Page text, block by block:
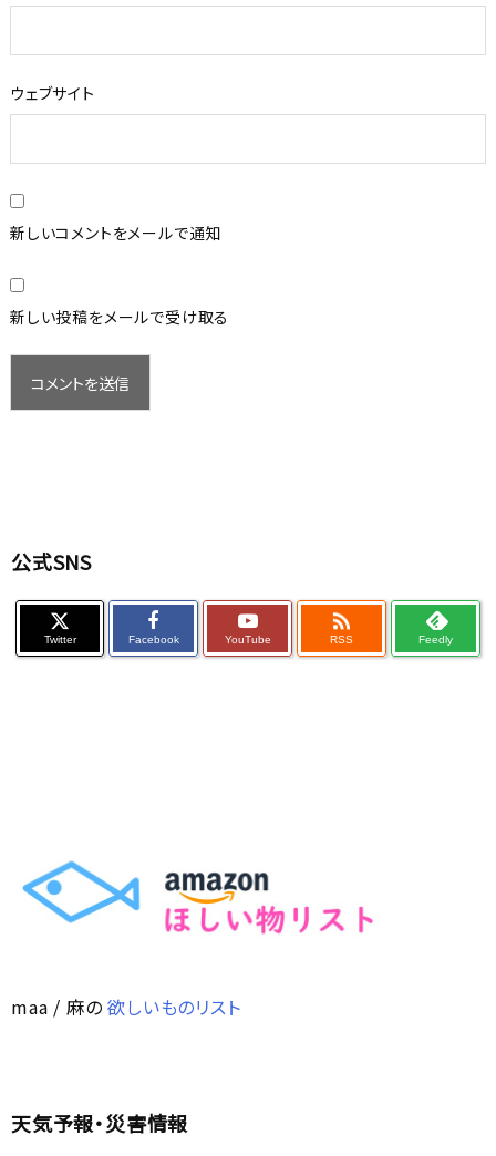
ウェブサイト
新しいコメントをメールで通知
新しい投稿をメールで受け取る
公式SNS
Twitter Facebook YouTube

RSS Feedly
maa / 麻の欲しいものリスト
天気予報・災害情報